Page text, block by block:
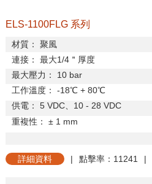
ELS-1100FLG 系列
材質：
聚風
連接：
最大1/4＂厚度
最大壓力：
10 bar
工作溫度：
-18℃+ 80℃
供電：
5 VDC、 10 - 28 VDC
重複性：
±1 mm
詳細資料 | 點擊率：11241 |